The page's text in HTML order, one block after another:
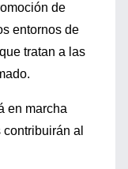
de
entornos de
tratan a las
en marcha
al